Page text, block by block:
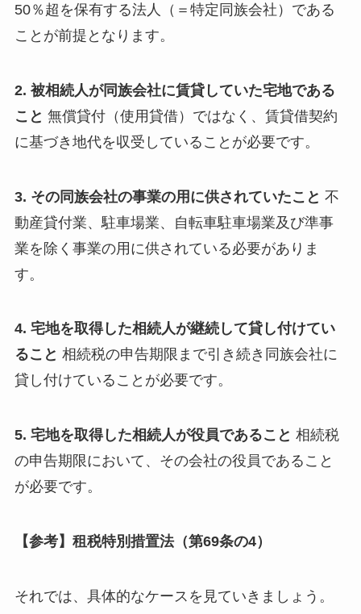
50％超を保有する法人（＝特定同族会社）である
ことが前提となります。
2. 被相続人が同族会社に賃貸していた宅地である
こと 無償貸付（使用貸借）ではなく、賃貸借契約
に基づき地代を収受していることが必要です。
3. その同族会社の事業の用に供されていたこと 不
動産貸付業、駐車場業、自転車駐車場業及び準事
業を除く事業の用に供されている必要がありま
す。
4. 宅地を取得した相続人が継続して貸し付けてい
ること 相続税の申告期限まで引き続き同族会社に
貸し付けていることが必要です。
5. 宅地を取得した相続人が役員であること 相続税
の申告期限において、その会社の役員であること
が必要です。
【参考】租税特別措置法（第69条の4）
それでは、具体的なケースを見ていきましょう。